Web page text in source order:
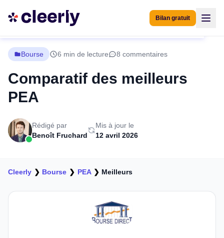
Bilan gratuit
Bourse 6 min de lecture 8 commentaires
Comparatif des meilleurs
PEA
Rédigé par
Benoît Fruchard
Mis à jour le
12 avril 2026
Cleerly ❯ Bourse ❯ PEA❯ Meilleurs